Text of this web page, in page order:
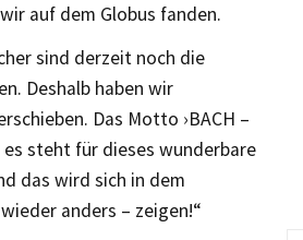
auf dem Globus fanden.
sind derzeit noch die
Deshalb haben wir
Das Motto ›BACH –
es steht für dieses wunderbare
das wird sich in dem
anders – zeigen!“